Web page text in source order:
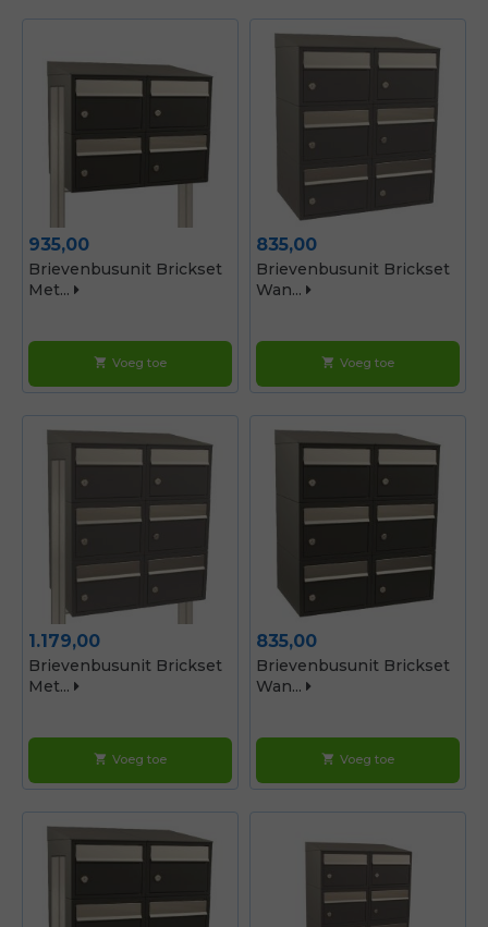
Prijs
935,00
Brievenbusunit Brickset
Met...
shopping_cart Voeg toe
Prijs
835,00
Brievenbusunit Brickset
Wan...
shopping_cart Voeg toe
Prijs
1.179,00
Brievenbusunit Brickset
Met...
shopping_cart Voeg toe
Prijs
835,00
Brievenbusunit Brickset
Wan...
shopping_cart Voeg toe